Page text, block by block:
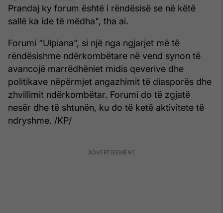
Prandaj ky forum është i rëndësisë se në këtë
sallë ka ide të mëdha", tha ai.
Forumi “Ulpiana”, si një nga ngjarjet më të
rëndësishme ndërkombëtare në vend synon të
avancojë marrëdhëniet midis qeverive dhe
politikave nëpërmjet angazhimit të diasporës dhe
zhvillimit ndërkombëtar. Forumi do të zgjatë
nesër dhe të shtunën, ku do të ketë aktivitete të
ndryshme. /KP/